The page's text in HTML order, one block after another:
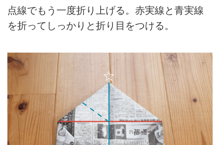
点線でもう一度折り上げる。赤実線と青実線
を折ってしっかりと折り目をつける。